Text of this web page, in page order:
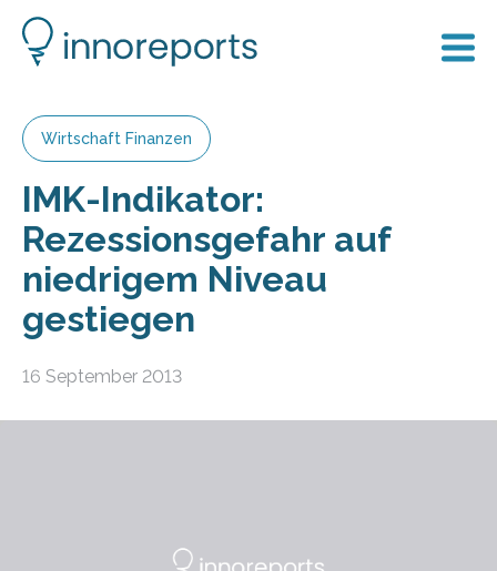
Wirtschaft Finanzen
IMK-Indikator:
Rezessionsgefahr auf
niedrigem Niveau
gestiegen
16 September 2013